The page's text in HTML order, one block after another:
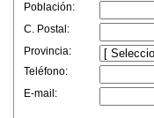
Población:
C. Postal:
Provincia:
Teléfono:
E-mail: